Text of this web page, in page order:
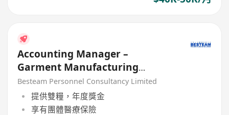
Accounting Manager –
Garment Manufacturing
(Station in Asia) 50 – 55K
Besteam Personnel Consultancy Limited
提供雙糧，年度獎金
享有團體醫療保險